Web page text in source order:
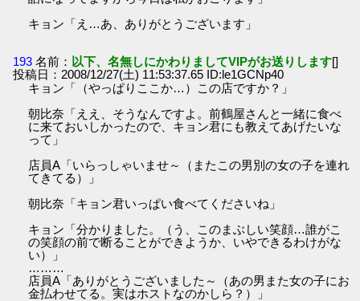
キョン「え…あ、ありがとうございます」
193 名前： 以下、名無しにかわりましてVIPがお送りします[]
投稿日：2008/12/27(土) 11:53:37.65 ID:le1GCNp40
キョン「（やっぱりここか…）この店ですか？」
朝比奈「ええ、そうなんですよ。前鶴屋さんと一緒に食べ
に来ておいしかったので、キョン君にも教えてあげたいな
って」
店員A「いらっしゃいませ～（またこの男別の女の子を連れ
てきてる）」
朝比奈「キョン君いっぱい食べてくださいね」
キョン「分かりました。（う、このまぶしい笑顔…誰がこ
の笑顔の前で断ることができようか、いやできるわけがな
い）」
………
店員A「ありがとうございました～（あの男また女の子にお
金払わせてる。実はホストなのかしら？）」